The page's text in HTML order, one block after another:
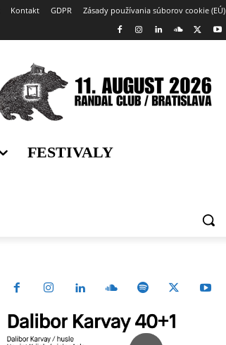
Kontakt GDPR Zásady používania súborov cookie (EÚ)
FESTIVALY